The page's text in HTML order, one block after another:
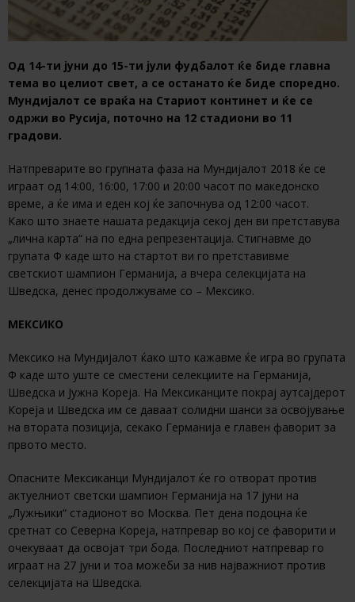
Од 14-ти јуни до 15-ти јули фудбалот ќе биде главна
тема во целиот свет, а се останато ќе биде споредно.
Мундијалот се враќа на Стариот континет и ќе се
одржи во Русија, поточно на 12 стадиони во 11
градови.
Натпреварите во групната фаза на Мундијалот 2018 ќе се
играат од 14:00, 16:00, 17:00 и 20:00 часот по македонско
време, а ќе има и еден кој ќе започнува од 12:00 часот.
Како што знаете нашата редакција секој ден ви претставува
„лична карта“ на по една репрезентација. Стигнавме до
групата Ф каде што на стартот ви го претставивме
светскиот шампион Германија, а вчера селекцијата на
Шведска, денес продолжуваме со – Мексико.
МЕКСИКО
Мексико на Мундијалот ќако што кажавме ќе игра во групата
Ф каде што уште се сместени селекциите на Германија,
Шведска и Јужна Кореја. На Мексиканците покрај аутсајдерот
Кореја и Шведска им се даваат солидни шанси за освојување
на втората позиција, секако Германија е главен фаворит за
првото место.
Опасните Мексиканци Мундијалот ќе го отворат против
актуелниот светски шампион Германија на 17 јуни на
„Лужњики“ стадионот во Москва. Пет дена подоцна ќе
сретнат со Северна Кореја, натпревар во кој се фаворити и
очекуваат да освојат три бода. Последниот натпревар го
играат на 27 јуни и тоа можеби за нив најважниот против
селекцијата на Шведска.